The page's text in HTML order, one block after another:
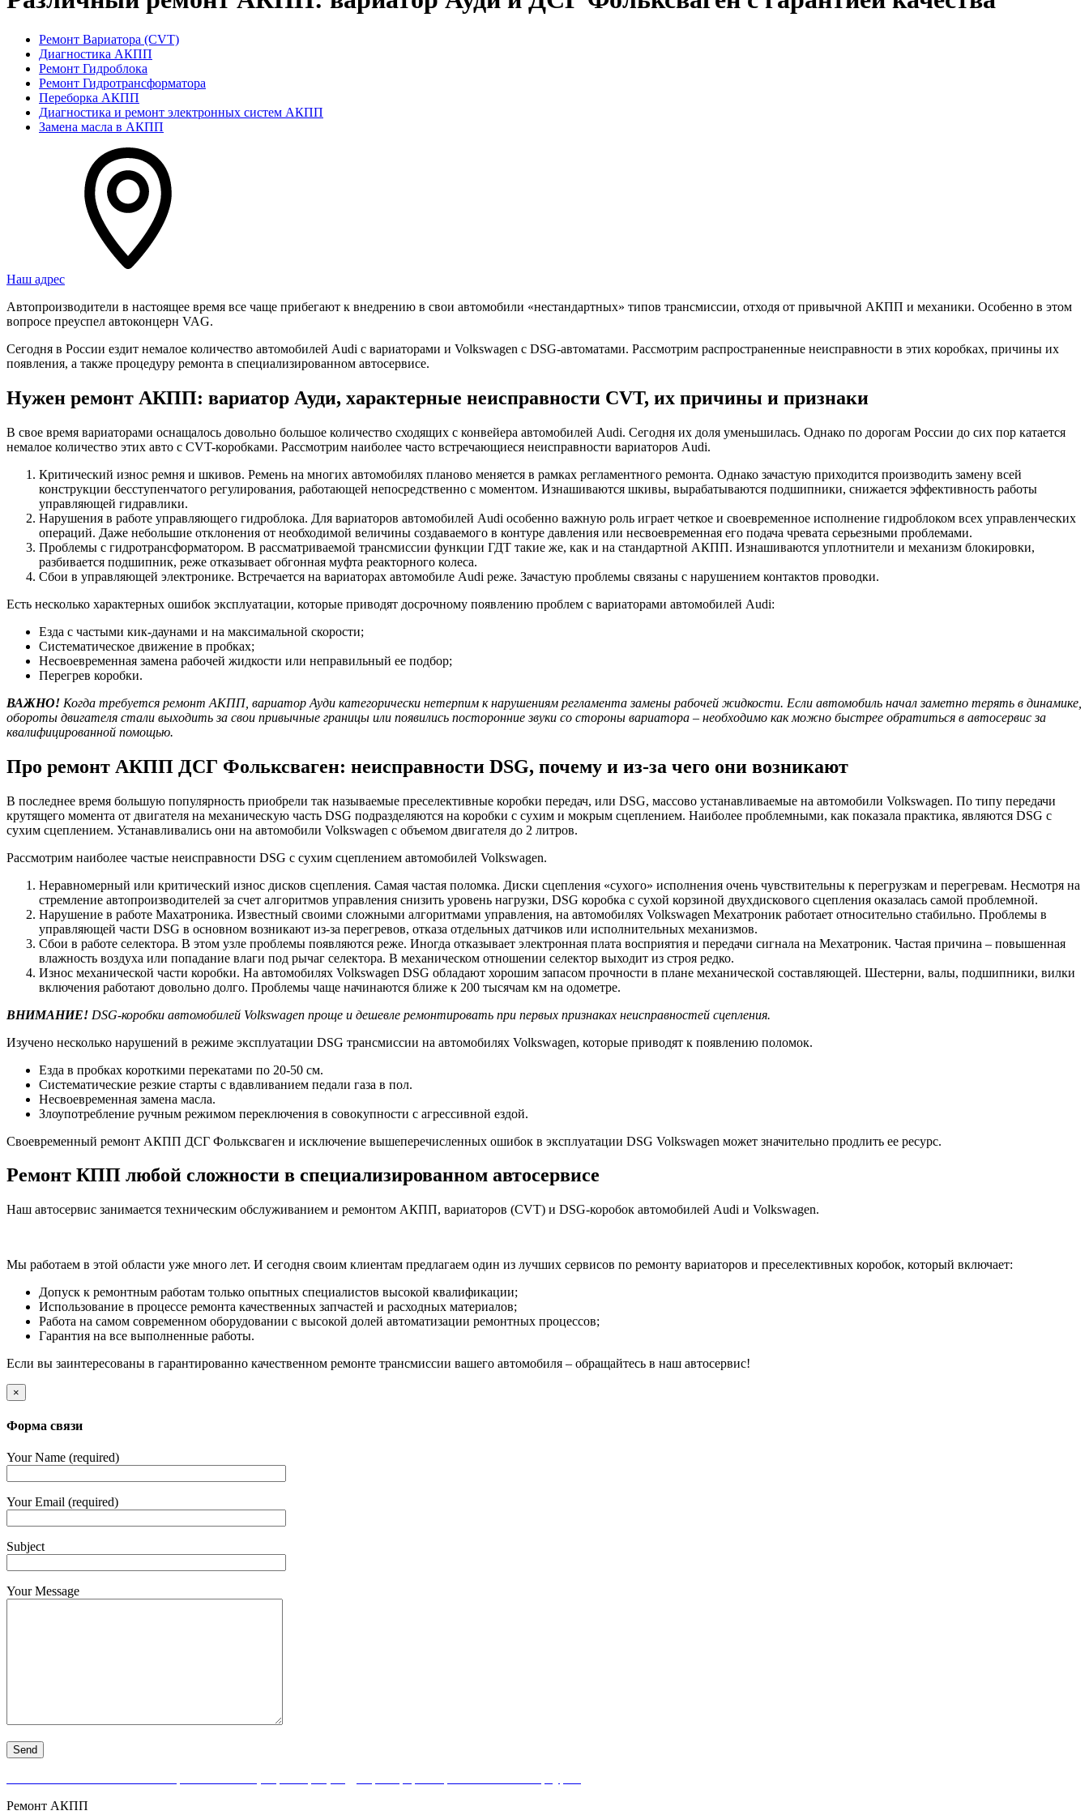
Ремонт Вариатора (CVT)
Диагностика АКПП
Ремонт Гидроблока
Ремонт Гидротрансформатора
Переборка АКПП
Диагностика и ремонт электронных систем АКПП
Замена масла в АКПП
Наш адрес
Автопроизводители в настоящее время все чаще прибегают к внедрению в свои автомобили «нестандартных» типов трансмиссии, отходя от привычной АКПП и механики. Особенно в этом
вопросе преуспел автоконцерн VAG.
Сегодня в России ездит немалое количество автомобилей Audi с вариаторами и Volkswagen с DSG-автоматами. Рассмотрим распространенные неисправности в этих коробках, причины их
появления, а также процедуру ремонта в специализированном автосервисе.
Нужен ремонт АКПП: вариатор Ауди, характерные неисправности CVT, их причины и признаки
В свое время вариаторами оснащалось довольно большое количество сходящих с конвейера автомобилей Audi. Сегодня их доля уменьшилась. Однако по дорогам России до сих пор катается
немалое количество этих авто с CVT-коробками. Рассмотрим наиболее часто встречающиеся неисправности вариаторов Audi.
Критический износ ремня и шкивов. Ремень на многих автомобилях планово меняется в рамках регламентного ремонта. Однако зачастую приходится производить замену всей
конструкции бесступенчатого регулирования, работающей непосредственно с моментом. Изнашиваются шкивы, вырабатываются подшипники, снижается эффективность работы
управляющей гидравлики.
Нарушения в работе управляющего гидроблока. Для вариаторов автомобилей Audi особенно важную роль играет четкое и своевременное исполнение гидроблоком всех управленческих
операций. Даже небольшие отклонения от необходимой величины создаваемого в контуре давления или несвоевременная его подача чревата серьезными проблемами.
Проблемы с гидротрансформатором. В рассматриваемой трансмиссии функции ГДТ такие же, как и на стандартной АКПП. Изнашиваются уплотнители и механизм блокировки,
разбивается подшипник, реже отказывает обгонная муфта реакторного колеса.
Сбои в управляющей электронике. Встречается на вариаторах автомобиле Audi реже. Зачастую проблемы связаны с нарушением контактов проводки.
Есть несколько характерных ошибок эксплуатации, которые приводят досрочному появлению проблем с вариаторами автомобилей Audi:
Езда с частыми кик-даунами и на максимальной скорости;
Систематическое движение в пробках;
Несвоевременная замена рабочей жидкости или неправильный ее подбор;
Перегрев коробки.
ВАЖНО! Когда требуется ремонт АКПП, вариатор Ауди категорически нетерпим к нарушениям регламента замены рабочей жидкости. Если автомобиль начал заметно терять в динамике,
обороты двигателя стали выходить за свои привычные границы или появились посторонние звуки со стороны вариатора – необходимо как можно быстрее обратиться в автосервис за
квалифицированной помощью.
Про ремонт АКПП ДСГ Фольксваген: неисправности DSG, почему и из-за чего они возникают
В последнее время большую популярность приобрели так называемые преселективные коробки передач, или DSG, массово устанавливаемые на автомобили Volkswagen. По типу передачи
крутящего момента от двигателя на механическую часть DSG подразделяются на коробки с сухим и мокрым сцеплением. Наиболее проблемными, как показала практика, являются DSG с
сухим сцеплением. Устанавливались они на автомобили Volkswagen с объемом двигателя до 2 литров.
Рассмотрим наиболее частые неисправности DSG с сухим сцеплением автомобилей Volkswagen.
Неравномерный или критический износ дисков сцепления. Самая частая поломка. Диски сцепления «сухого» исполнения очень чувствительны к перегрузкам и перегревам. Несмотря на
стремление автопроизводителей за счет алгоритмов управления снизить уровень нагрузки, DSG коробка с сухой корзиной двухдискового сцепления оказалась самой проблемной.
Нарушение в работе Махатроника. Известный своими сложными алгоритмами управления, на автомобилях Volkswagen Мехатроник работает относительно стабильно. Проблемы в
управляющей части DSG в основном возникают из-за перегревов, отказа отдельных датчиков или исполнительных механизмов.
Сбои в работе селектора. В этом узле проблемы появляются реже. Иногда отказывает электронная плата восприятия и передачи сигнала на Мехатроник. Частая причина – повышенная
влажность воздуха или попадание влаги под рычаг селектора. В механическом отношении селектор выходит из строя редко.
Износ механической части коробки. На автомобилях Volkswagen DSG обладают хорошим запасом прочности в плане механической составляющей. Шестерни, валы, подшипники, вилки
включения работают довольно долго. Проблемы чаще начинаются ближе к 200 тысячам км на одометре.
ВНИМАНИЕ! DSG-коробки автомобилей Volkswagen проще и дешевле ремонтировать при первых признаках неисправностей сцепления.
Изучено несколько нарушений в режиме эксплуатации DSG трансмиссии на автомобилях Volkswagen, которые приводят к появлению поломок.
Езда в пробках короткими перекатами по 20-50 см.
Систематические резкие старты с вдавливанием педали газа в пол.
Несвоевременная замена масла.
Злоупотребление ручным режимом переключения в совокупности с агрессивной ездой.
Своевременный ремонт АКПП ДСГ Фольксваген и исключение вышеперечисленных ошибок в эксплуатации DSG Volkswagen может значительно продлить ее ресурс.
Ремонт КПП любой сложности в специализированном автосервисе
Наш автосервис занимается техническим обслуживанием и ремонтом АКПП, вариаторов (CVT) и DSG-коробок автомобилей Audi и Volkswagen.
Мы работаем в этой области уже много лет. И сегодня своим клиентам предлагаем один из лучших сервисов по ремонту вариаторов и преселективных коробок, который включает:
Допуск к ремонтным работам только опытных специалистов высокой квалификации;
Использование в процессе ремонта качественных запчастей и расходных материалов;
Работа на самом современном оборудовании с высокой долей автоматизации ремонтных процессов;
Гарантия на все выполненные работы.
Если вы заинтересованы в гарантированно качественном ремонте трансмиссии вашего автомобиля – обращайтесь в наш автосервис!
×
Форма связи
Your Name (required)
Your Email (required)
Subject
Your Message
Ремонт АКПП